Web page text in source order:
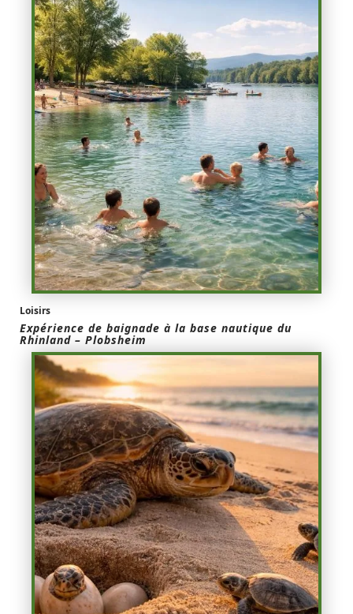
Loisirs
Expérience de baignade à la base nautique du
Rhinland – Plobsheim